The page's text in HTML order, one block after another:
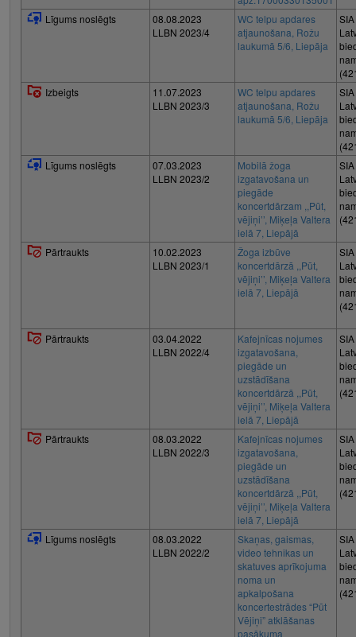
Līgums noslēgts
08.08.2023
LLBN 2023/4
WC telpu apdares
atjaunošana, Rožu
laukumā 5/6, Liepāja
Izbeigts
11.07.2023
LLBN 2023/3
WC telpu apdares
atjaunošana, Rožu
laukumā 5/6, Liepāja
Līgums noslēgts
07.03.2023
LLBN 2023/2
Mobilā žoga
izgatavošana un
piegāde
koncertdārzam ,,Pūt,
vējiņi’’, Miķeļa Valtera
ielā 7, Liepājā
Pārtraukts
10.02.2023
LLBN 2023/1
Žoga izbūve
koncertdārzā ,,Pūt,
vējiņi’’, Miķeļa Valtera
ielā 7, Liepājā
Pārtraukts
03.04.2022
LLBN 2022/4
Kafejnīcas nojumes
izgatavošana,
piegāde un
uzstādīšana
koncertdārzā ,,Pūt,
vējiņi’’, Miķeļa Valtera
ielā 7, Liepājā
Pārtraukts
08.03.2022
LLBN 2022/3
Kafejnīcas nojumes
izgatavošana,
piegāde un
uzstādīšana
koncertdārzā ,,Pūt,
vējiņi’’, Miķeļa Valtera
ielā 7, Liepājā
Līgums noslēgts
08.03.2022
LLBN 2022/2
Skaņas, gaismas,
video tehnikas un
skatuves aprīkojuma
noma un
apkalpošana
koncertestrādes “Pūt
Vējiņi” atklāšanas
pasākuma